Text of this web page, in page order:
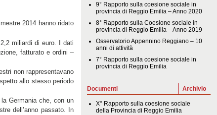
9° Rapporto sulla coesione sociale in
provincia di Reggio Emilia – Anno 2020
8° Rapporto sulla Coesione sociale in
provincia di Reggio Emilia – Anno 2019
Osservatorio Appennino Reggiano – 10
anni di attività
7° Rapporto sulla coesione sociale in
provincia di Reggio Emilia
Archivio
Documenti
X° Rapporto sulla coesione sociale
della Provincia di Reggio Emilia
2014 hanno ridato
miliardi di euro. I dati
fatturato e ordini –
non rappresentavano
allo stesso periodo
Germania che, con un
dell’anno passato. In